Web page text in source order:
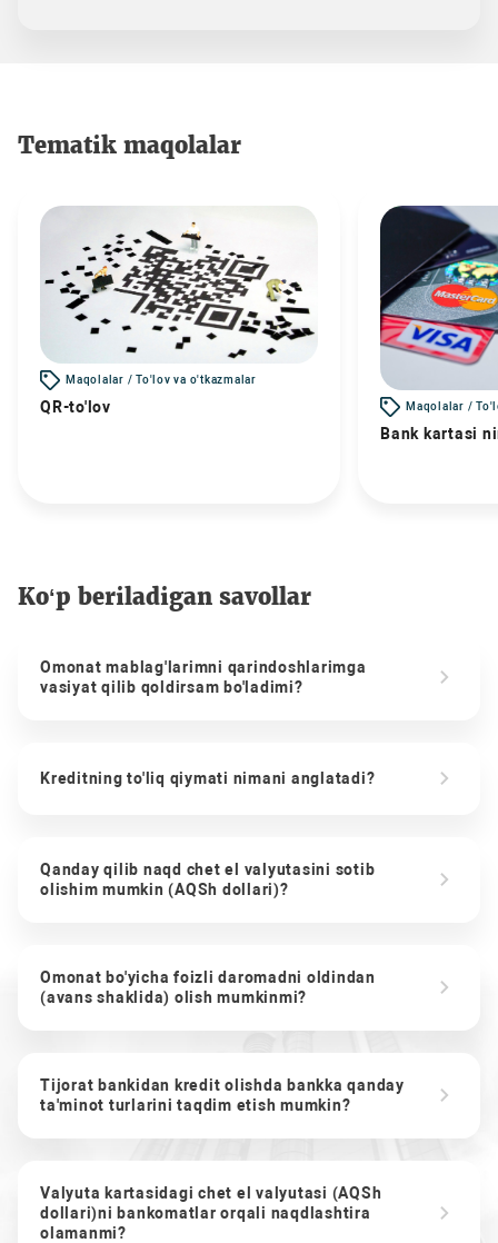
Tematik maqolalar
Maqolalar / To'lov va o'tkazmalar
QR-to'lov Maqolalar /
Bank kartasi
Ko‘p beriladigan savollar
Omonat mablag'larimni qarindoshlarimga
vasiyat qilib qoldirsam bo'ladimi?
Kreditning to'liq qiymati nimani anglatadi?
Qanday qilib naqd chet el valyutasini sotib
olishim mumkin (AQSh dollari)?
Omonat bo'yicha foizli daromadni oldindan
(avans shaklida) olish mumkinmi?
Tijorat bankidan kredit olishda bankka qanday
ta'minot turlarini taqdim etish mumkin?
Valyuta kartasidagi chet el valyutasi (AQSh
dollari)ni bankomatlar orqali naqdlashtira
olamanmi?